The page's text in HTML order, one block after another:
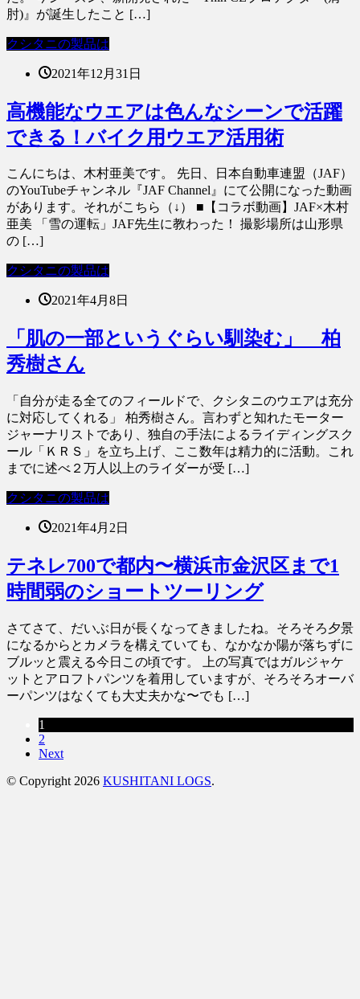
肘)』が誕生したこと […]
クシタニの製品は
2021年12月31日
高機能なウエアは色んなシーンで活躍
できる！バイク用ウエア活用術
こんにちは、木村亜美です。 先日、日本自動車連盟（JAF）
のYouTubeチャンネル『JAF Channel』にて公開になった動画
があります。それがこちら（↓） ■【コラボ動画】JAF×木村
亜美 「雪の運転」JAF先生に教わった！ 撮影場所は山形県
の […]
クシタニの製品は
2021年4月8日
「肌の一部というぐらい馴染む」 柏
秀樹さん
「自分が走る全てのフィールドで、クシタニのウエアは充分
に対応してくれる」 柏秀樹さん。言わずと知れたモーター
ジャーナリストであり、独自の手法によるライディングスク
ール「ＫＲＳ」を立ち上げ、ここ数年は精力的に活動。これ
までに述べ２万人以上のライダーが受 […]
クシタニの製品は
2021年4月2日
テネレ700で都内〜横浜市金沢区まで1
時間弱のショートツーリング
さてさて、だいぶ日が長くなってきましたね。そろそろ夕景
になるからとカメラを構えていても、なかなか陽が落ちずに
ブルッと震える今日この頃です。 上の写真ではガルジャケ
ットとアロフトパンツを着用していますが、そろそろオーバ
ーパンツはなくても大丈夫かな〜でも […]
1
2
Next
© Copyright 2026 KUSHITANI LOGS.